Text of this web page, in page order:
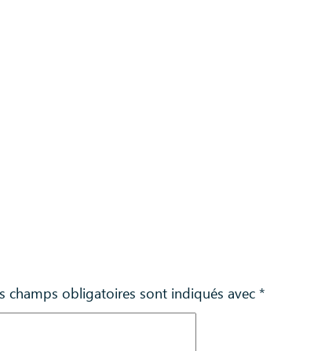
champs obligatoires sont indiqués avec*